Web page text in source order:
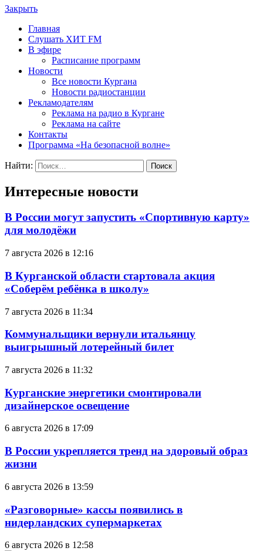
Закрыть
Главная
Слушать ХИТ FM
В эфире
Расписание программ
Новости
Все новости Кургана
Новости радиостанции
Рекламодателям
Реклама на радио в Кургане
Реклама на сайте
Контакты
Программа «На безопасной волне»
Найти:
Интересные новости
В России могут запустить «Спортивную карту»
для молодёжи
7 августа 2026 в 12:16
В Курганской области стартовала акция
«Соберём ребёнка в школу»
7 августа 2026 в 11:34
Коммунальщики вернули итальянцу
выигрышный лотерейный билет
7 августа 2026 в 11:32
Курганские энергетики смонтировали
дизайнерское освещение
6 августа 2026 в 17:09
В России укрепляется тренд на здоровый образ
жизни
6 августа 2026 в 13:59
«Разговорные» кассы появились в
нидерландских супермаркетах
6 августа 2026 в 12:58